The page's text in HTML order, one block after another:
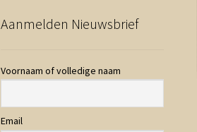
Aanmelden Nieuwsbrief
Voornaam of volledige naam
Email